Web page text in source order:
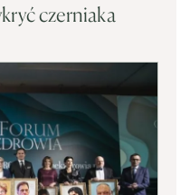
czerniaka